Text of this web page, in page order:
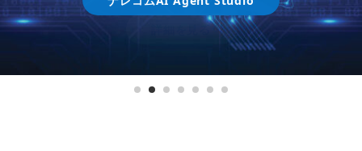
詳細を見る
詳しく見る
詳細を見る